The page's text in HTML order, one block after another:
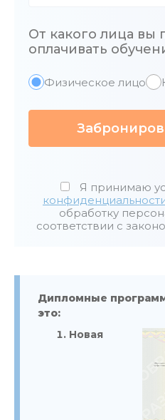
От какого лица вы
оплачивать
Физическое лицо
Я принимаю
обработку
соответствии с
Дипломные
это:
Новая